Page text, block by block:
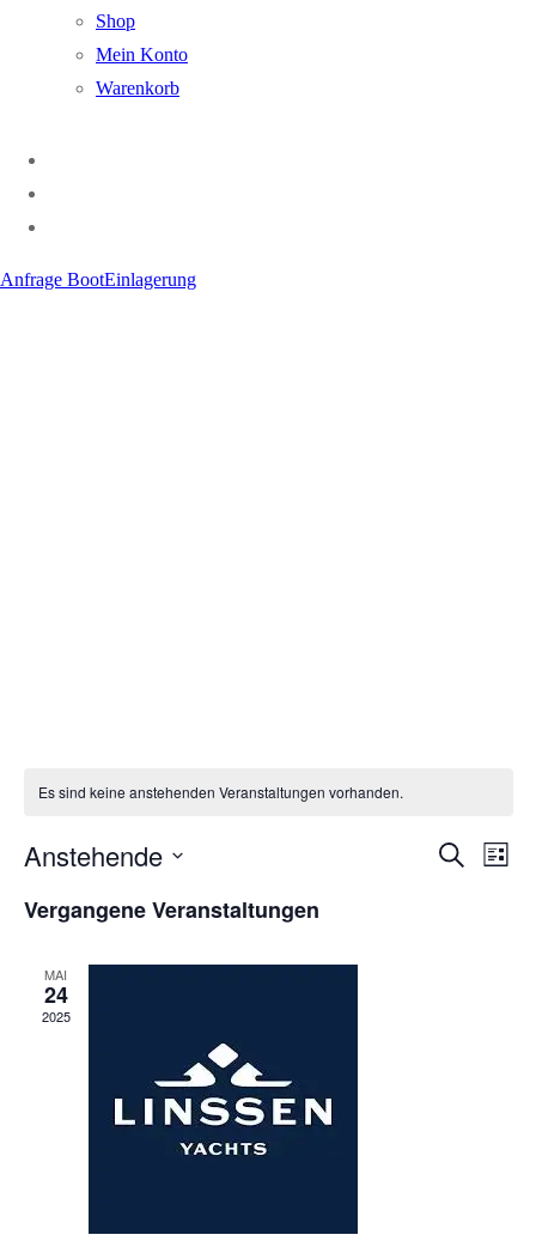
Shop
Mein Konto
Warenkorb
Anfrage BootEinlagerung
Es sind keine anstehenden Veranstaltungen vorhanden.
Suche
Liste
Anstehende
wählen.
Vergangene Veranstaltungen
MAI
24
2025